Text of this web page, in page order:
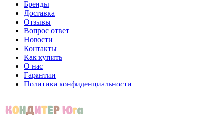
Бренды
Доставка
Отзывы
Вопрос ответ
Новости
Контакты
Как купить
О нас
Гарантии
Политика конфиденциальности